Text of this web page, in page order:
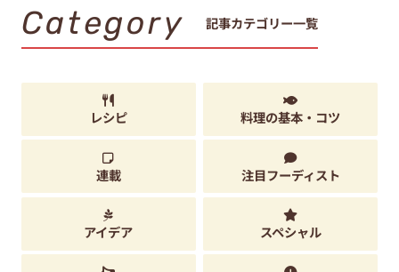
Category 記事カテゴリー一覧
レシピ 料理の基本・コツ
連載 注目フーディスト
アイデア スペシャル